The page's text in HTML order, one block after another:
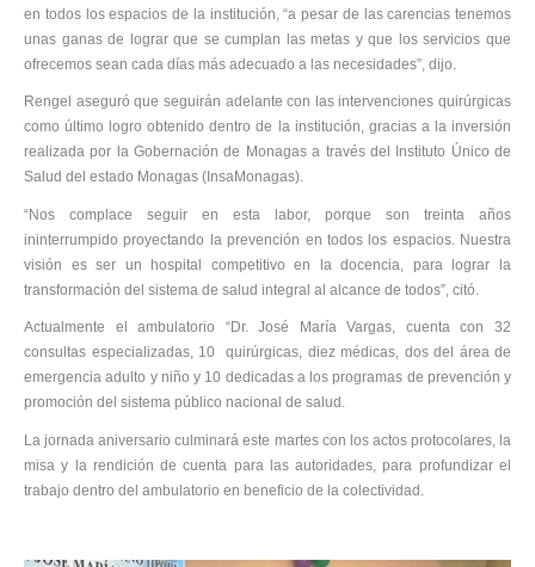
en todos los espacios de la institución, “a pesar de las carencias tenemos
unas ganas de lograr que se cumplan las metas y que los servicios que
ofrecemos sean cada días más adecuado a las necesidades”, dijo.
Rengel aseguró que seguirán adelante con las intervenciones quirúrgicas
como último logro obtenido dentro de la institución, gracias a la inversión
realizada por la Gobernación de Monagas a través del Instituto Único de
Salud del estado Monagas (InsaMonagas).
“Nos complace seguir en esta labor, porque son treinta años
ininterrumpido proyectando la prevención en todos los espacios. Nuestra
visión es ser un hospital competitivo en la docencia, para lograr la
transformación del sistema de salud integral al alcance de todos”, citó.
Actualmente el ambulatorio “Dr. José María Vargas, cuenta con 32
consultas especializadas, 10 quirúrgicas, diez médicas, dos del área de
emergencia adulto y niño y 10 dedicadas a los programas de prevención y
promoción del sistema público nacional de salud.
La jornada aniversario culminará este martes con los actos protocolares, la
misa y la rendición de cuenta para las autoridades, para profundizar el
trabajo dentro del ambulatorio en beneficio de la colectividad.